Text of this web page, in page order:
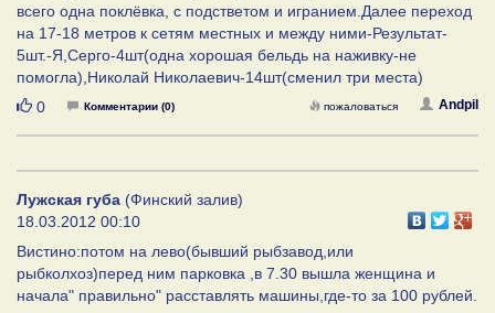
всего одна поклёвка, с подстветом и игранием.Далее переход
на 17-18 метров к сетям местных и между ними-Результат-
5шт.-Я,Серго-4шт(одна хорошая бельдь на наживку-не
помогла),Николай Николаевич-14шт(сменил три места)
Нравится
0 Комментарии (0) Andpil
пожаловаться
Лужская губа (Финский залив)
18.03.2012 00:10
Вистино:потом на лево(бывший рыбзавод,или
рыбколхоз)перед ним парковка ,в 7.30 вышла женщина и
начала" правильно" расставлять машины,где-то за 100 рублей.